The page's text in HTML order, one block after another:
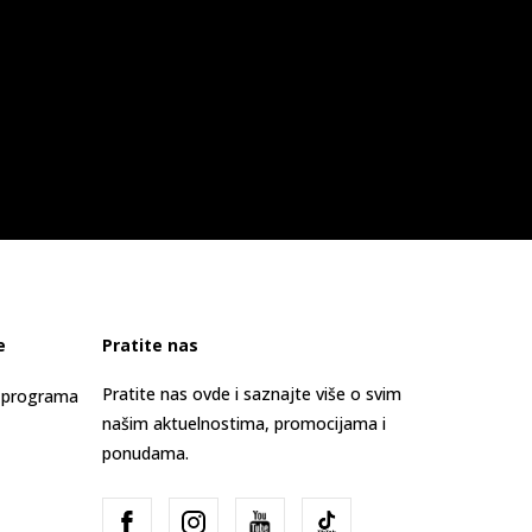
Pratite nas
Pratite nas ovde i saznajte više o svim
našim aktuelnostima, promocijama i
ponudama.